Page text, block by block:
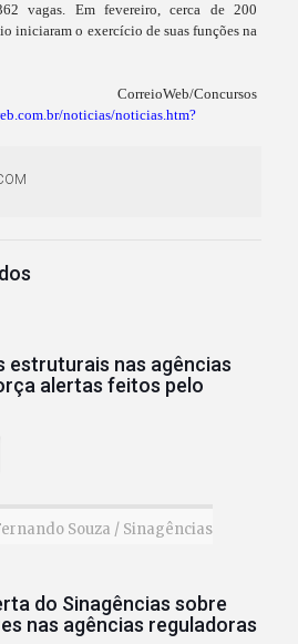
vagas. Em fevereiro, cerca de 200
iniciaram o exercício de suas funções na
Concursos
noticias/noticias.htm?
estruturais nas agências
alertas feitos pelo
Souza / Sinagências
do Sinagências sobre
nas agências reguladoras